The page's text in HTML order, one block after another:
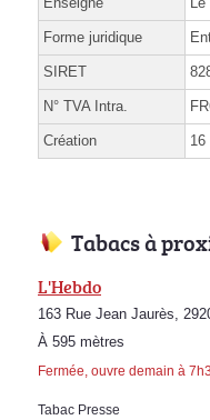
Forme juridique
SIRET
N° TVA Intra.
Création 16
Tabacs à
L'Hebdo
163 Rue Jean Jaurès,
À 595 mètres
Fermée, ouvre demain à
Tabac Presse